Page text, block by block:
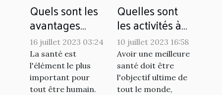
Quels sont les
avantages
d'avoir une
alimentation
saine ?
16 juillet 2023 03:24
La santé est
l'élément le plus
important pour
tout être humain.
Quelles sont
les activités à
pratiquer pour
favoriser le
bien-être au
quotidien ?
10 juillet 2023 16:58
Avoir une meilleure
santé doit être
l'objectif ultime de
tout le monde,